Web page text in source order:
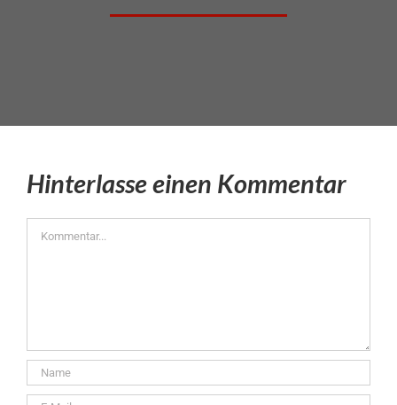
Hinterlasse einen Kommentar